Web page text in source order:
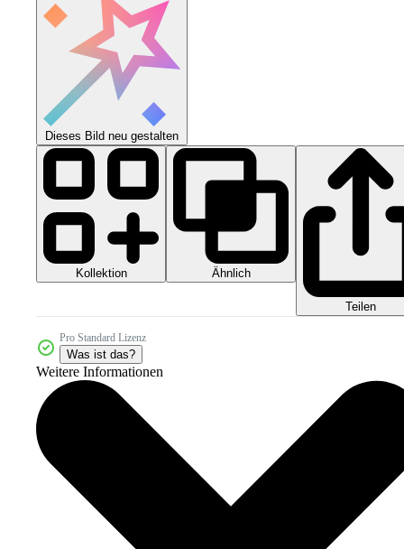
Dieses Bild neu gestalten
Kollektion Ähnlich
Teilen
Pro Standard Lizenz
Was ist das?
Weitere Informationen